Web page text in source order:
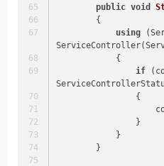
public void
        {
using
            {
if
                {
                }
            }
        }